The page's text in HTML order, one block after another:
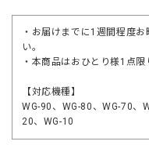
・お届けまでに1週間程度
い。
・本商品はおひとり様1点限
【対応機種】
WG-90、WG-80、WG-70、
20、WG-10